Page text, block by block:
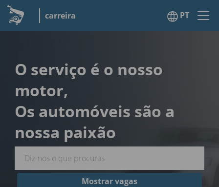
carreira PT
O serviço é o nosso
motor,
Os automóveis são a
nossa paixão
Mostrar vagas